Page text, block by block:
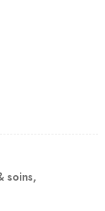
soins,